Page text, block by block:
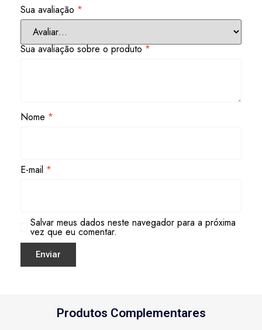
Sua avaliação *
Sua avaliação sobre o produto*
Nome *
E-mail *
Salvar meus dados neste navegador para a próxima
vez que eu comentar.
Produtos Complementares